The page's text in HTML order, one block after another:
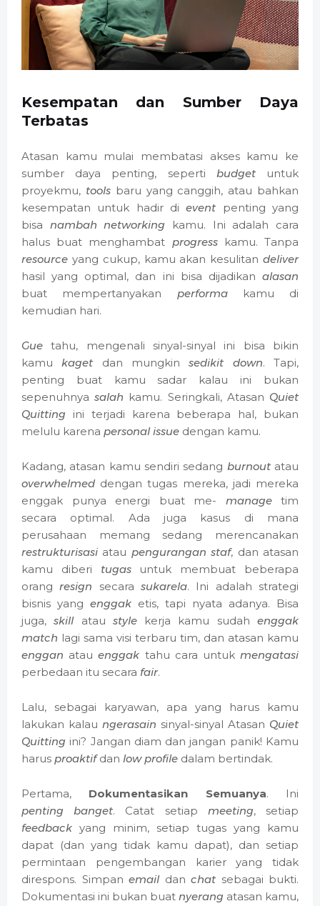
Kesempatan dan Sumber Daya
Terbatas
Atasan kamu mulai membatasi akses kamu ke
sumber daya penting, seperti budgetuntuk
proyekmu, toolsbaru yang canggih, atau bahkan
kesempatan untuk hadir dievent penting yang
bisa nambah networking kamu. Ini adalah cara
halus buat menghambat progresskamu. Tanpa
resource yang cukup, kamu akan kesulitan deliver
hasil yang optimal, dan ini bisa dijadikan alasan
buat mempertanyakan performakamu di
kemudian hari.
Gue tahu, mengenali sinyal-sinyal ini bisa bikin
kamukaget dan mungkinsedikit down. Tapi,
penting buat kamu sadar kalau ini bukan
sepenuhnyasalah kamu. Seringkali, Atasan Quiet
Quitting ini terjadi karena beberapa hal, bukan
melulu karena personal issue dengan kamu.
Kadang, atasan kamu sendiri sedang burnoutatau
overwhelmed dengan tugas mereka, jadi mereka
enggak punya energi buat me- managetim
secara optimal. Ada juga kasus di mana
perusahaan memang sedang merencanakan
restrukturisasi atau pengurangan staf, dan atasan
kamu diberi tugasuntuk membuat beberapa
orangresign secarasukarela. Ini adalah strategi
bisnis yang enggak etis, tapi nyata adanya. Bisa
juga,skillatau stylekerja kamu sudahenggak
match lagi sama visi terbaru tim, dan atasan kamu
enggan atauenggak tahu cara untukmengatasi
perbedaan itu secara fair.
Lalu, sebagai karyawan, apa yang harus kamu
lakukan kalau ngerasain sinyal-sinyal Atasan Quiet
Quitting ini? Jangan diam dan jangan panik! Kamu
harus proaktifdan low profile dalam bertindak.
Pertama, Dokumentasikan Semuanya. Ini
penting banget. Catat setiap meeting, setiap
feedback yang minim, setiap tugas yang kamu
dapat (dan yang tidak kamu dapat), dan setiap
permintaan pengembangan karier yang tidak
direspons. Simpan emaildan chat sebagai bukti.
Dokumentasi ini bukan buat nyerang atasan kamu,